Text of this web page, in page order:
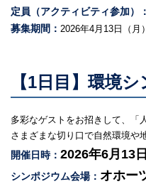
定員（アクティビティ参加）：
募集期間： 2026年4月13日（月
【1日目】環境
多彩なゲストをお招きして、「
さまざまな切り口で自然環境や
開催日時： 2026年6月13日
シンポジウム会場： オホー